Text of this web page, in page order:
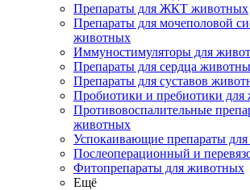
Препараты для ЖКТ животных
Препараты для мочеполовой
животных
Иммуностимуляторы для
Препараты для сердца
Препараты для суставов
Пробиотики и пребиотики
Противовоспалительные
животных
Успокаивающие препараты
Послеоперационный и
Фитопрепараты для животных
Ещё